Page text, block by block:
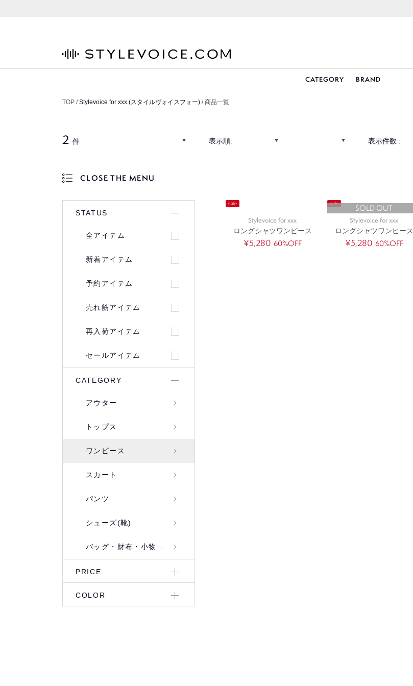
CATEGORY BRAND
TOP /Stylevoice for xxx (スタイルヴォイスフォー) / 商品一覧
2 件 表示順: 表示件数 :
CLOSE THE MENU
STATUS
全アイテム
新着アイテム
予約アイテム
売れ筋アイテム
再入荷アイテム
セールアイテム
CATEGORY
アウター
トップス
ワンピース
スカート
パンツ
シューズ(靴)
バッグ・財布・小物入れ
PRICE
COLOR
sale
Stylevoice for xxx
ロングシャツワンピース
¥5,280 60%OFF
sale SOLD OUT
Stylevoice for xxx
ロングシャツワンピース
¥5,280 60%OFF